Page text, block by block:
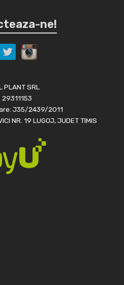
ne!
PLANT SRL
29311153
J35/2439/2011
NR. 19 LUGOJ, JUDET TIMIS